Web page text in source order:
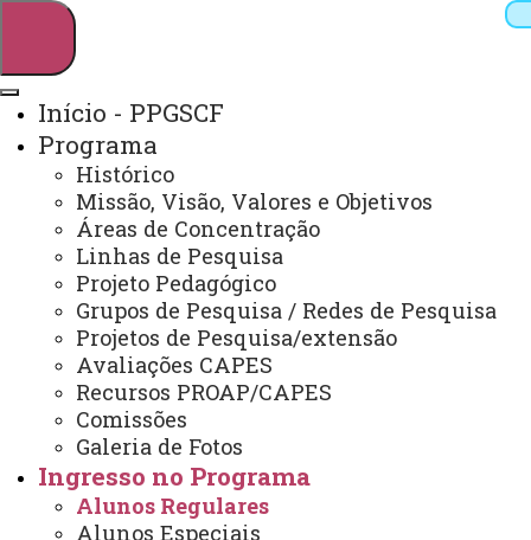
Webmail Sistemas
Arquivo Virtual
Campus
Início - PPGSCF
Programa
Histórico
Missão, Visão, Valores e Objetivos
Áreas de Concentração
Linhas de Pesquisa
Projeto Pedagógico
Grupos de Pesquisa / Redes de Pesquisa
Projetos de Pesquisa/extensão
Avaliações CAPES
Recursos PROAP/CAPES
Comissões
Galeria de Fotos
Ingresso no Programa
Alunos Regulares
Alunos Especiais
Mestrado e Doutorado em Sociedade, Cultura e